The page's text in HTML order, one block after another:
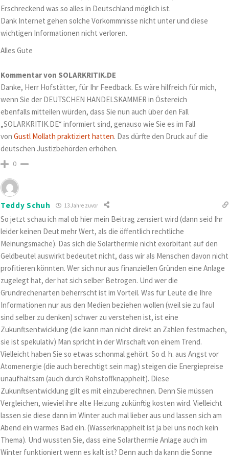
Erschreckend was so alles in Deutschland möglich ist.
Dank Internet gehen solche Vorkommnisse nicht unter und diese
wichtigen Informationen nicht verloren.
Alles Gute
Kommentar von SOLARKRITIK.DE
Danke, Herr Hofstätter, für Ihr Feedback. Es wäre hilfreich für mich,
wenn Sie der DEUTSCHEN HANDELSKAMMER in Östereich
ebenfalls mitteilen würden, dass Sie nun auch über den Fall
„SOLARKRITIK.DE“ informiert sind, genauso wie Sie es im Fall
von Gustl Mollath praktiziert hatten. Das dürfte den Druck auf die
deutschen Justizbehörden erhöhen.
0
Teddy Schuh 13 Jahre zuvor
So jetzt schau ich mal ob hier mein Beitrag zensiert wird (dann seid Ihr
leider keinen Deut mehr Wert, als die öffentlich rechtliche
Meinungsmache). Das sich die Solarthermie nicht exorbitant auf den
Geldbeutel auswirkt bedeutet nicht, dass wir als Menschen davon nicht
profitieren könnten. Wer sich nur aus finanziellen Gründen eine Anlage
zugelegt hat, der hat sich selber Betrogen. Und wer die
Grundrechenarten beherrscht ist im Vorteil. Was für Leute die Ihre
Informationen nur aus den Medien beziehen wollen (weil sie zu faul
sind selber zu denken) schwer zu verstehen ist, ist eine
Zukunftsentwicklung (die kann man nicht direkt an Zahlen festmachen,
sie ist spekulativ) Man spricht in der Wirschaft von einem Trend.
Vielleicht haben Sie so etwas schonmal gehört. So d. h. aus Angst vor
Atomenergie (die auch berechtigt sein mag) steigen die Energiepreise
unaufhaltsam (auch durch Rohstoffknappheit). Diese
Zukunftsentwicklung gilt es mit einzuberechnen. Denn Sie müssen
Vergleichen, wieviel ihre alte Heizung zukünftig kosten wird. Vielleicht
lassen sie diese dann im Winter auch mal lieber aus und lassen sich am
Abend ein warmes Bad ein. (Wasserknappheit ist ja bei uns noch kein
Thema). Und wussten Sie, dass eine Solarthermie Anlage auch im
Winter funktioniert wenn es kalt ist? Denn auch da kann die Sonne